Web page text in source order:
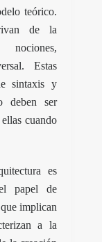
teórico.
de la
Estas
sintaxis y
deben ser
cuando
es
papel de
implican
a la